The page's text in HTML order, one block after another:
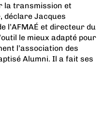
la transmission et
déclare Jacques
l’AFMAÉ et directeur du
le mieux adapté pour
l’association des
Alumni. Il a fait ses